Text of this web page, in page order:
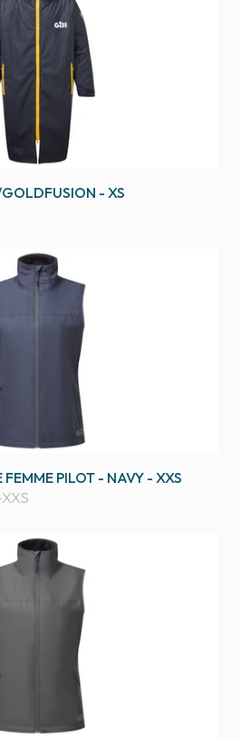
- XS
PILOT - NAVY - XXS